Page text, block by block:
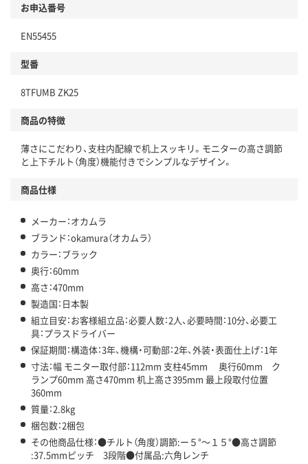
お申込番号
EN55455
型番
8TFUMB ZK25
商品の特徴
薄さにこだわり、支柱内配線で机上スッキリ。モニターの高さ調節
と上下チルト（角度）機能付きでシンプルなデザイン。
商品仕様
メーカー：オカムラ
ブランド：okamura（オカムラ）
カラー：ブラック
奥行：60mm
高さ：470mm
製造国：日本製
組立目安：お客様組立品：必要人数：2人、必要時間：10分、必要工
具：プラスドライバー
保証期間：構造体：3年、機構・可動部：2年、外装・表面仕上げ：1年
寸法：幅 モニター取付部：112mm 支柱45mm 奥行60mm ク
ランプ60mm 高さ470mm 机上高さ395mm 最上段取付位置
360mm
質量：2.8kg
梱包数：2梱包
その他商品仕様：●チルト（角度）調節:ー５°～１５°●高さ調節
:37.5mmピッチ 3段階●付属品:六角レンチ